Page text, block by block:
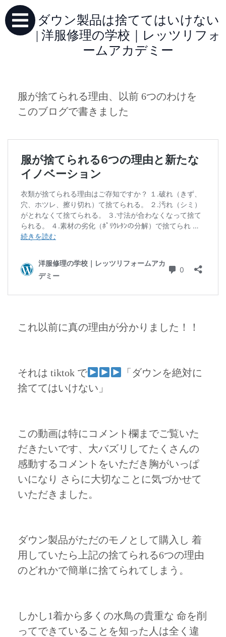
ダウン製品は捨ててはいけない
| 洋服修理の学校｜レッツリフォ
ームアカデミー
服が捨てられる理由、以前 6つのわけを
このブログで書きました
これ以前に真の理由が分かりました！！
それは tiktok で
「ダウンを絶対に
捨ててはいけない」
この動画は特にコメント欄までご覧いた
だきたいです、大バズリしてたくさんの
感動するコメントをいただき胸がいっぱ
いになり さらに大切なことに気づかせて
いただきました。
ダウン製品がただのモノとして購入し 着
用していたら上記の捨てられる6つの理由
のどれかで簡単に捨てられてしまう。
しかし1着から多くの水鳥の貴重な 命を削
ってできていることを知った人は全く違